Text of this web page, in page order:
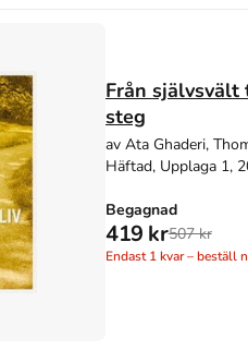
Från
steg
av Ata Ghaderi,
Häftad, Upplaga 1,
Begagnad
419 kr507 kr
Endast1kvar – beställ